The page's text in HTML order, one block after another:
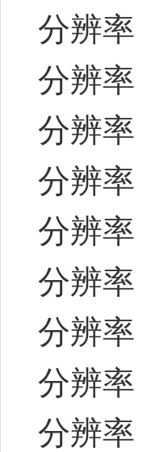
分辨率
分辨率
分辨率
分辨率
分辨率
分辨率
分辨率
分辨率
分辨率